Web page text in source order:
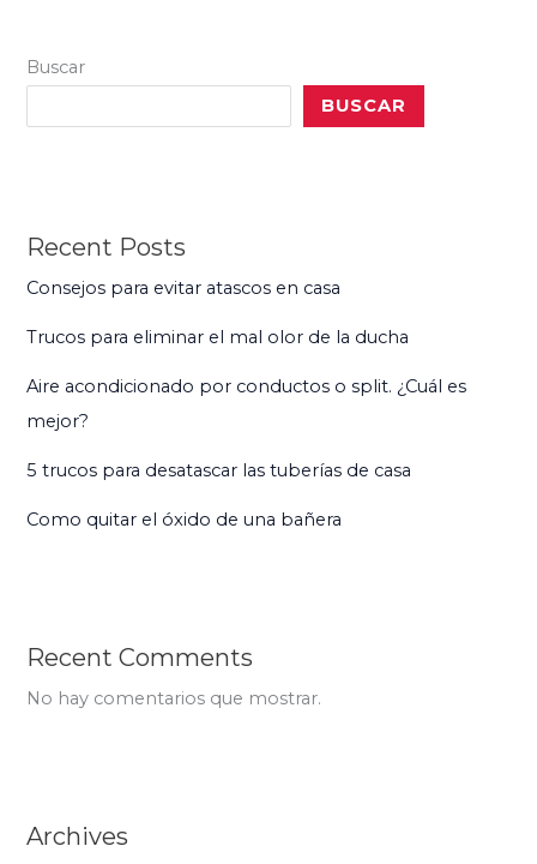
Buscar
BUSCAR
Recent Posts
Consejos para evitar atascos en casa
Trucos para eliminar el mal olor de la ducha
Aire acondicionado por conductos o split. ¿Cuál es
mejor?
5 trucos para desatascar las tuberías de casa
Como quitar el óxido de una bañera
Recent Comments
No hay comentarios que mostrar.
Archives